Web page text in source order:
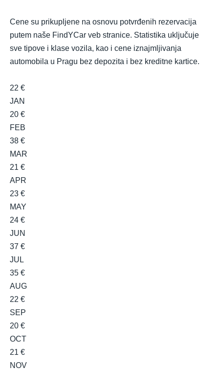
Cene su prikupljene na osnovu potvrđenih rezervacija
putem naše FindYCar veb stranice. Statistika uključuje
sve tipove i klase vozila, kao i cene iznajmljivanja
automobila u Pragu bez depozita i bez kreditne kartice.
22 €
JAN
20 €
FEB
38 €
MAR
21 €
APR
23 €
MAY
24 €
JUN
37 €
JUL
35 €
AUG
22 €
SEP
20 €
OCT
21 €
NOV